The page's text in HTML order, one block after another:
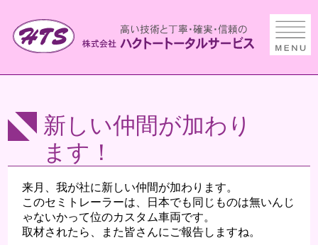
新しい仲間が加わり
ます！
来月、我が社に新しい仲間が加わります。
このセミトレーラーは、日本でも同じものは無いんじ
ゃないかって位のカスタム車両です。
取材されたら、また皆さんにご報告しますね。